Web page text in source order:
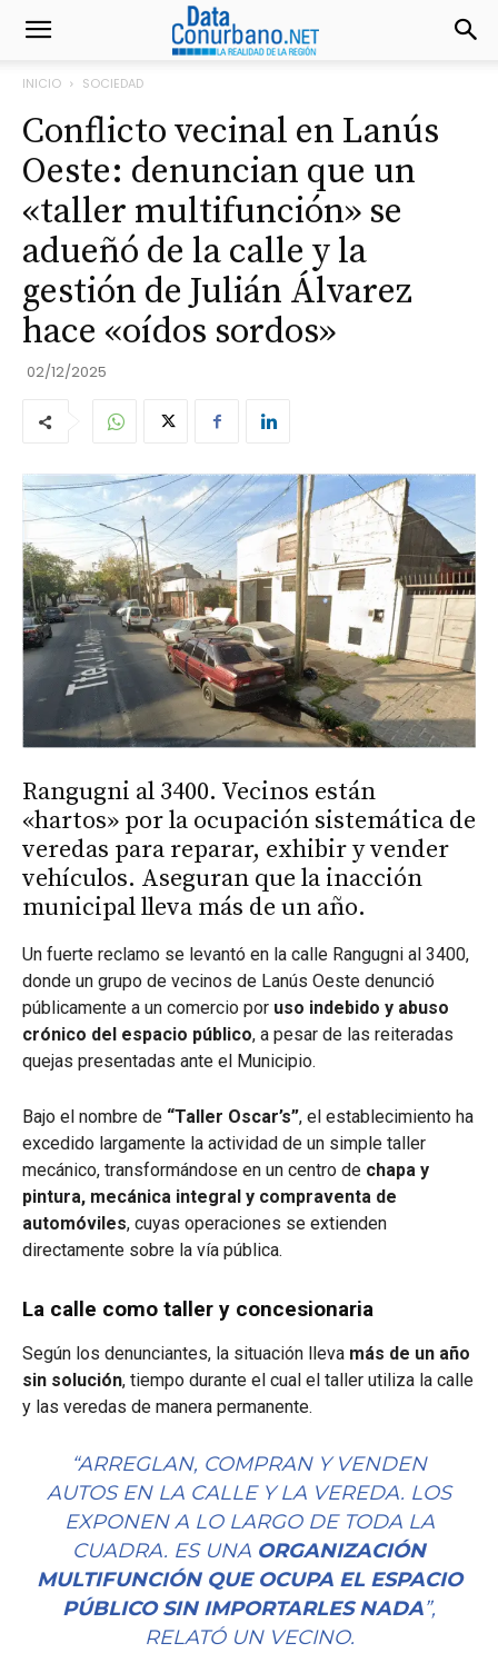
INICIO SOCIEDAD
Conflicto vecinal en Lanús
Oeste: denuncian que un
«taller multifunción» se
adueñó de la calle y la
gestión de Julián Álvarez
hace «oídos sordos»
02/12/2025
Rangugni al 3400. Vecinos están
«hartos» por la ocupación sistemática de
veredas para reparar, exhibir y vender
vehículos. Aseguran que la inacción
municipal lleva más de un año.
Un fuerte reclamo se levantó en la calle Rangugni al 3400,
donde un grupo de vecinos de Lanús Oeste denunció
públicamente a un comercio por uso indebido y abuso
crónico del espacio público, a pesar de las reiteradas
quejas presentadas ante el Municipio.
Bajo el nombre de “Taller Oscar’s”, el establecimiento ha
excedido largamente la actividad de un simple taller
mecánico, transformándose en un centro de chapa y
pintura, mecánica integral y compraventa de
automóviles, cuyas operaciones se extienden
directamente sobre la vía pública.
La calle como taller y concesionaria
Según los denunciantes, la situación lleva más de un año
sin solución, tiempo durante el cual el taller utiliza la calle
y las veredas de manera permanente.
“ARREGLAN, COMPRAN Y VENDEN
AUTOS EN LA CALLE Y LA VEREDA. LOS
EXPONEN A LO LARGO DE TODA LA
CUADRA. ES UNA ORGANIZACIÓN
MULTIFUNCIÓN QUE OCUPA EL ESPACIO
PÚBLICO SIN IMPORTARLES NADA”,
RELATÓ UN VECINO.